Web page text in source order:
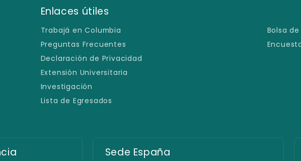
Enlaces útiles
Trabajá en Columbia
Preguntas Frecuentes
Declaración de Privacidad
Extensión Universitaria
Investigación
Lista de Egresados
Bolsa
Sede España